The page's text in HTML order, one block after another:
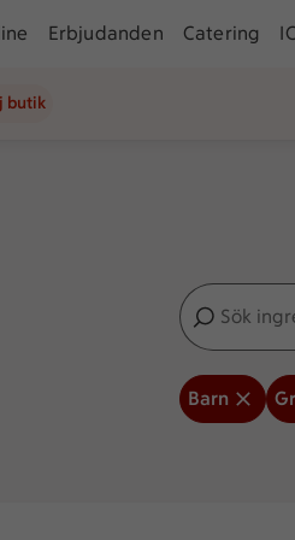
Erbjudanden Catering
butik
Sök
Inga förslag
Barn